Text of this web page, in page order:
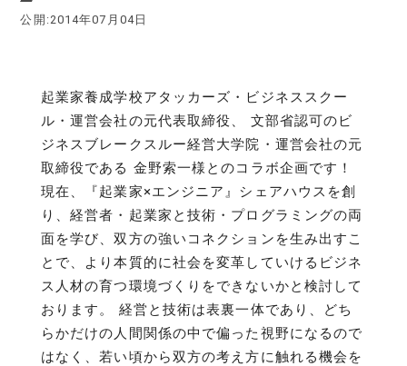
公開:2014年07月04日
起業家養成学校アタッカーズ・ビジネススクー
ル・運営会社の元代表取締役、 文部省認可のビ
ジネスブレークスルー経営大学院・運営会社の元
取締役である 金野索一様とのコラボ企画です！
現在、『起業家×エンジニア』シェアハウスを創
り、経営者・起業家と技術・プログラミングの両
面を学び、双方の強いコネクションを生み出すこ
とで、より本質的に社会を変革していけるビジネ
ス人材の育つ環境づくりをできないかと検討して
おります。 経営と技術は表裏一体であり、どち
らかだけの人間関係の中で偏った視野になるので
はなく、若い頃から双方の考え方に触れる機会を